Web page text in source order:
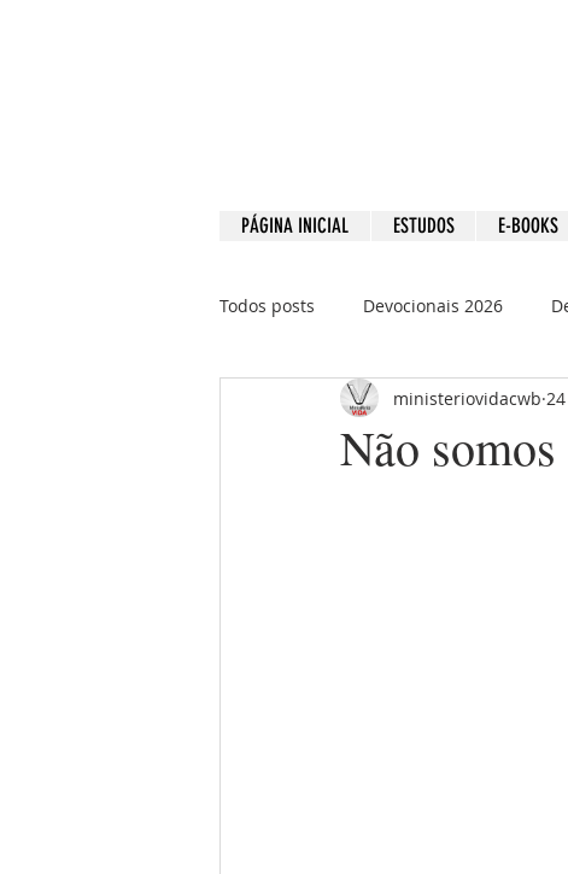
PÁGINA INICIAL ESTUDOS E-BOOKS
Todos posts Devocionais 2026
Devocionais 2021 Devocionais
Não
ministeriovidacwb